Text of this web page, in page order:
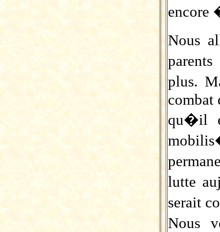
Nous
plus.
combat
qu�il
lutte
serait
Nous